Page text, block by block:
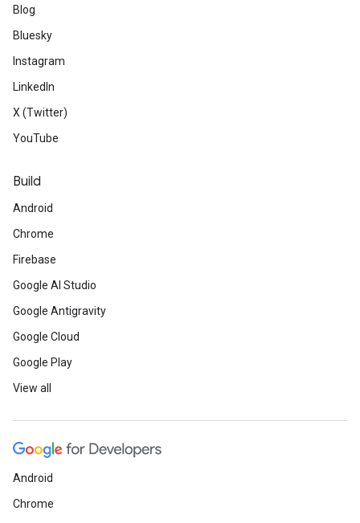
Blog
Bluesky
Instagram
LinkedIn
X (Twitter)
YouTube
Build
Android
Chrome
Firebase
Google AI Studio
Google Antigravity
Google Cloud
Google Play
View all
Android
Chrome